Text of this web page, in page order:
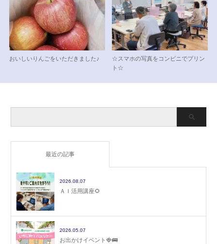
おいしいりんごをいただきました♪
☆スマホの写真をコンビニでプリン
ト☆
最近の記事
2026.08.07
ＡＩ活用講座🌻
2026.05.07
お出かけイベント🍓🚌